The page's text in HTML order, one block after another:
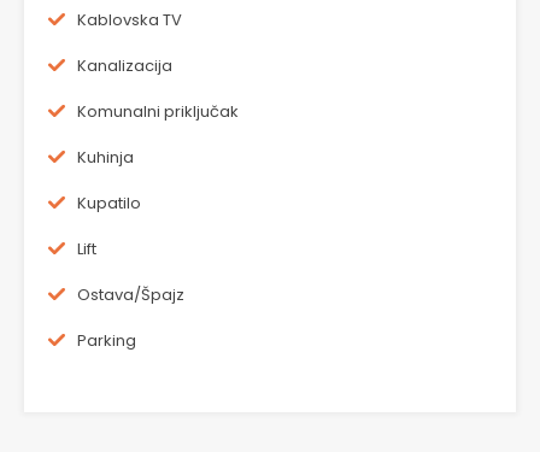
Kablovska TV
Kanalizacija
Komunalni priključak
Kuhinja
Kupatilo
Lift
Ostava/Špajz
Parking